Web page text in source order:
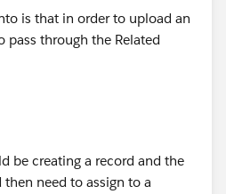
is that in order to upload an
pass through the Related
be creating a record and the
need to assign to a